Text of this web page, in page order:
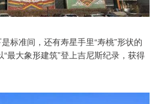
标准间，还有寿星手里“寿桃”形状的
最大象形建筑”登上吉尼斯纪录，获得